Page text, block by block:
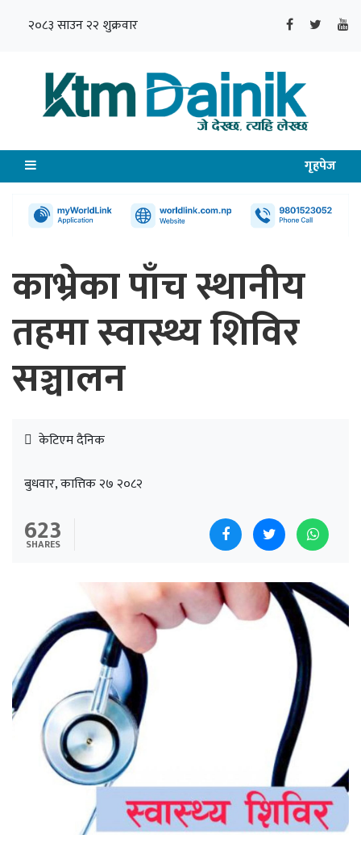
२०८३ साउन २२ शुक्रवार
गृहपेज
काभ्रेका पाँच स्थानीय
तहमा स्वास्थ्य शिविर
सञ्चालन
केटिएम दैनिक
बुधवार, कात्तिक २७ २०८२
623
SHARES